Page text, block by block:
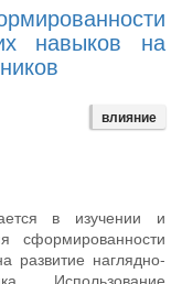
навыков на
влияние
в изучении и
сформированности
развитие наглядно-
Использование